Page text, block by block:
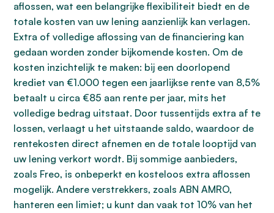
aflossen, wat een belangrijke flexibiliteit biedt en de
totale kosten van uw lening aanzienlijk kan verlagen.
Extra of volledige aflossing van de financiering kan
gedaan worden zonder bijkomende kosten. Om de
kosten inzichtelijk te maken: bij een doorlopend
krediet van €1.000 tegen een jaarlijkse rente van 8,5%
betaalt u circa €85 aan rente per jaar, mits het
volledige bedrag uitstaat. Door tussentijds extra af te
lossen, verlaagt u het uitstaande saldo, waardoor de
rentekosten direct afnemen en de totale looptijd van
uw lening verkort wordt. Bij sommige aanbieders,
zoals Freo, is onbeperkt en kosteloos extra aflossen
mogelijk. Andere verstrekkers, zoals ABN AMRO,
hanteren een limiet; u kunt dan vaak tot 10% van het